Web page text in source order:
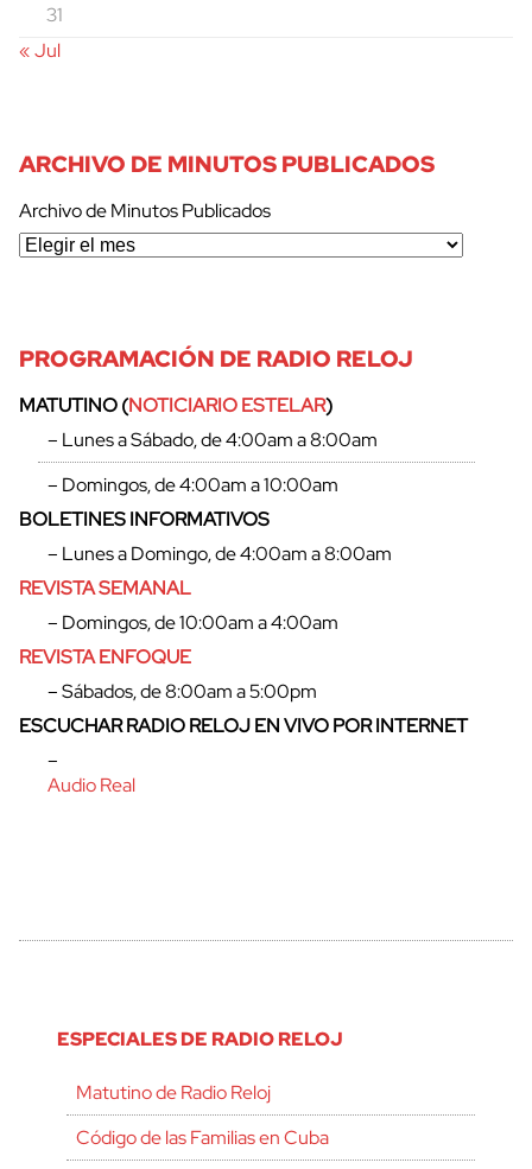
31
« Jul
ARCHIVO DE MINUTOS PUBLICADOS
Archivo de Minutos Publicados
PROGRAMACIÓN DE RADIO RELOJ
MATUTINO (NOTICIARIO ESTELAR)
– Lunes a Sábado, de 4:00am a 8:00am
– Domingos, de 4:00am a 10:00am
BOLETINES INFORMATIVOS
– Lunes a Domingo, de 4:00am a 8:00am
REVISTA SEMANAL
– Domingos, de 10:00am a 4:00am
REVISTA ENFOQUE
– Sábados, de 8:00am a 5:00pm
ESCUCHAR RADIO RELOJ EN VIVO POR INTERNET
–
Audio Real
ESPECIALES DE RADIO RELOJ
Matutino de Radio Reloj
Código de las Familias en Cuba